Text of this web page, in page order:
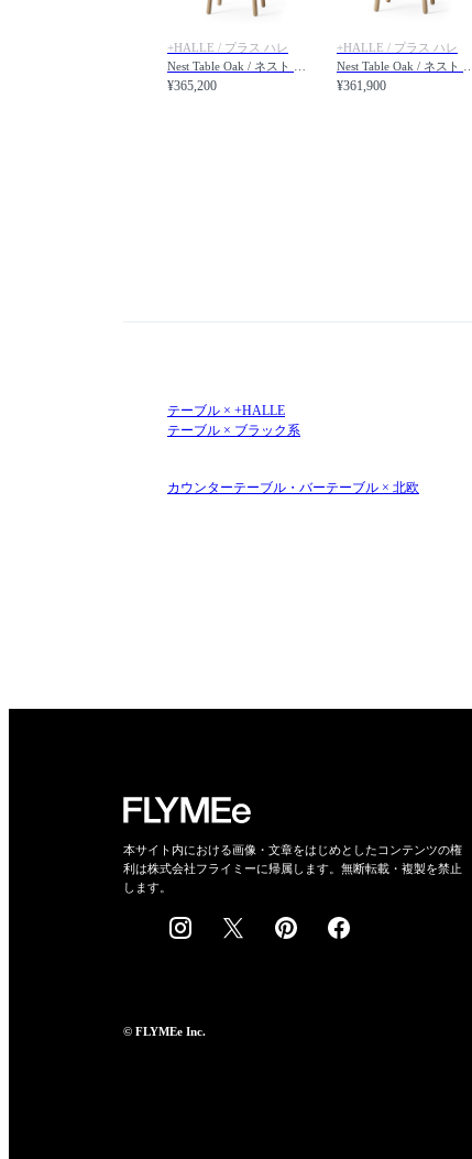
+HALLE / プラス ハレ
¥365,200
+HALLE / プラス ハレ
¥361,900
テーブル × +HALLE
テーブル × ブラック系
カウンターテーブル・バーテーブル × 北欧
本サイト内における画像・文章をはじめとしたコンテンツの権
利は株式会社フライミーに帰属します。無断転載・複製を禁止
します。
© FLYMEe Inc.